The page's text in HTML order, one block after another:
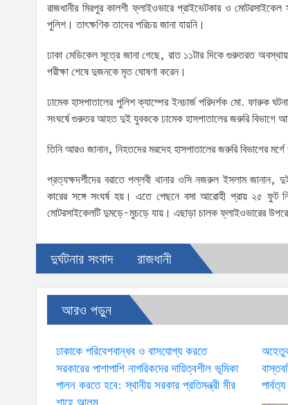
রাজধানীর মিরপুর কালশী ফ্লাইওভারে প্রাইভেটকার ও
পুলিশ। তাৎক্ষণিক তাদের পরিচয় জানা যায়নি।
ঢাকা মেডিকেল সূত্রে জানা গেছে, রাত ১১টার দিকে গুরুতরত
পরীক্ষা শেষে দুজনকে মৃত ঘোষণা করেন।
ঢামেক হাসপাতালের পুলিশ ক্যাম্পের ইনচার্জ পরিদর্শক মো. ফারুক
সংঘর্ষে গুরুতর আহত দুই যুবককে ঢামেক হাসপাতালের জরুরি বিভাগে
তিনি আরও জানান, নিহতদের মরদেহ হাসপাতালের জরুরি বিভাগের
প্রত্যক্ষদর্শীদের বরাতে পল্লবী থানার ওসি নজরুল ইসলাম
কারের সঙ্গে সংঘর্ষ হয়। এতে পেছনে বসা আরোহী প্রায় ২৫ ফুট
মোটরসাইকেলটি দুমড়ে-মুচড়ে যায়। এছাড়া চালক ফ্লাইওভারের
দুর্ঘটনার সংবাদ রাজধানী
আরও পড়ুন
ঢাকাকে পরিবেশবান্ধব ও বাসযোগ্য করতে
সরকারের পাশাপাশি নাগরিকদের দায়িত্বশীল ভূমিকা
পালন করতে হবে: স্থানীয় সরকার প্রতিমন্ত্রী মীর